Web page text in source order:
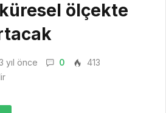
küresel ölçekte
yıl önce 0
413